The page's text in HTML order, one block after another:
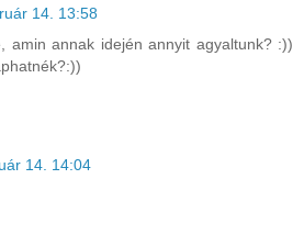
14. 13:58
amin annak idején annyit agyaltunk? :))
14. 14:04